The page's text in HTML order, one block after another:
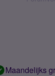
Maandelijks